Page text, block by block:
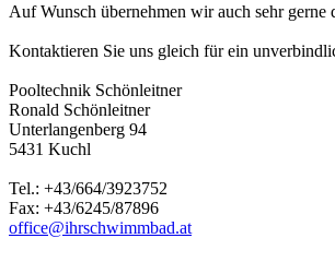
Auf Wunsch übernehmen wir auch sehr
Kontaktieren Sie uns gleich für ein
Pooltechnik Schönleitner
Ronald Schönleitner
Unterlangenberg 94
5431 Kuchl
Tel.: +43/664/3923752
Fax: +43/6245/87896
office@ihrschwimmbad.at